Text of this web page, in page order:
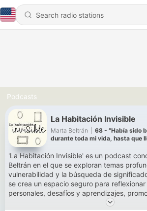
Podcasts
La Habitación Invisible
Marta Beltrán
68 - “Había sido
durante toda mi vida, hasta que
'La Habitación Invisible' es un podcast
Beltrán en el que se exploran temas
vulnerabilidad y la búsqueda de
se crea un espacio seguro para
personales, desafíos y aprendizajes,